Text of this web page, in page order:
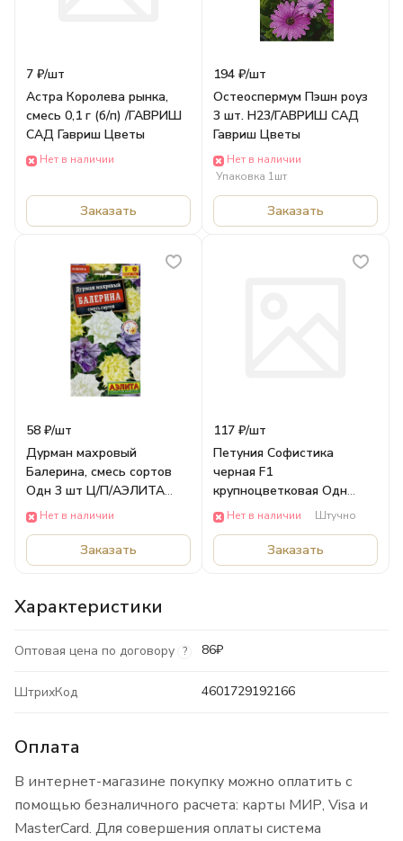
7 ₽/шт
Астра Королева рынка,
смесь 0,1 г (б/п) /ГАВРИШ
САД Гавриш Цветы
Нет в наличии
Заказать
194 ₽/шт
Остеоспермум Пэшн роуз
3 шт. Н23/ГАВРИШ САД
Гавриш Цветы
Нет в наличии
Упаковка 1шт
Заказать
58 ₽/шт
Дурман махровый
Балерина, смесь сортов
Одн 3 шт Ц/П/АЭЛИТА
САД Аэлита ЦВЕТЫ
Нет в наличии
Заказать
117 ₽/шт
Петуния Софистика
черная F1
крупноцветковая Одн
(драже в пробирке) /
Нет в наличии Штучно
Заказать
Характеристики
Оптовая цена по договору ? 86₽
ШтрихКод 4601729192166
Оплата
В интернет-магазине покупку можно оплатить с
помощью безналичного расчета: карты МИР, Visa и
MasterCard. Для совершения оплаты система